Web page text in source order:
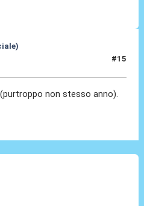
#15
non stesso anno).